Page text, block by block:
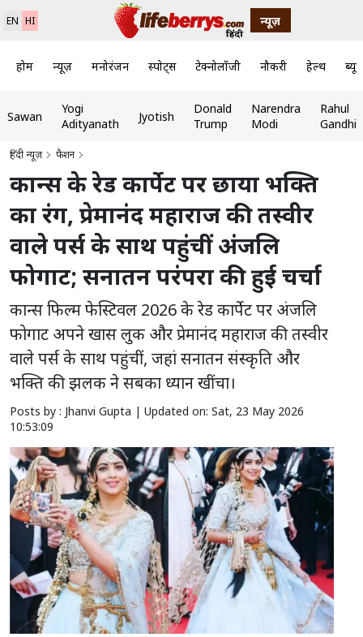
EN HI न्यूज़
होम न्यूज़ मनोरंजन स्पोर्ट्स टेक्नोलॉजी नौकरी हेल्थ
Sawan
Yogi
Adityanath
Jyotish
Donald
Trump
Narendra
Modi
Rahul
Gandhi
हिंदी न्यूज़ फैशन
कान्स के रेड कार्पेट पर छाया भक्ति
का रंग, प्रेमानंद महाराज की तस्वीर
वाले पर्स के साथ पहुंचीं अंजलि
फोगाट; सनातन परंपरा की हुई चर्चा
कान्स फिल्म फेस्टिवल 2026 के रेड कार्पेट पर अंजलि
फोगाट अपने खास लुक और प्रेमानंद महाराज की तस्वीर
वाले पर्स के साथ पहुंचीं, जहां सनातन संस्कृति और
भक्ति की झलक ने सबका ध्यान खींचा।
Posts by : Jhanvi Gupta | Updated on: Sat, 23 May 2026
10:53:09